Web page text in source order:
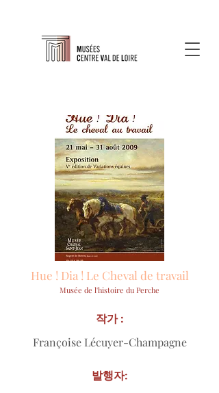
Hue ! Dia ! Le Cheval de travail
Musée de l'histoire du Perche
Françoise Lécuyer-Champagne
작가 :
발행자: